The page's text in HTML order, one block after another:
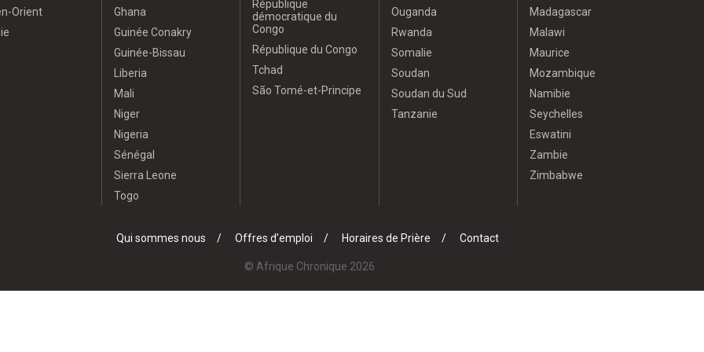
Orient
Ghana
Guinée Conakry
Guinée-Bissau
Liberia
Mali
Niger
Nigeria
Sénégal
Sierra Leone
Togo
République
démocratique du
Congo
République du Congo
Tchad
São Tomé-et-Principe
Ouganda
Rwanda
Somalie
Soudan
Soudan du Sud
Tanzanie
Madagascar
Malawi
Maurice
Mozambique
Namibie
Seychelles
Eswatini
Zambie
Zimbabwe
Qui sommes nous Offres d’emploi Horaires de Prière Contact
© Afrique Chronique 2026